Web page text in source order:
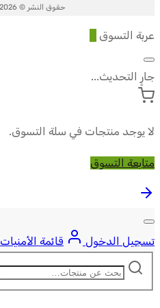
حقوق النشر © 2026
عربة التسوق
جارٍ التحديث...
لا يوجد منتجات في سلة التسوق.
متابعة التسوق
تسجيل الدخول
قائمة الأمنيات
ابحث